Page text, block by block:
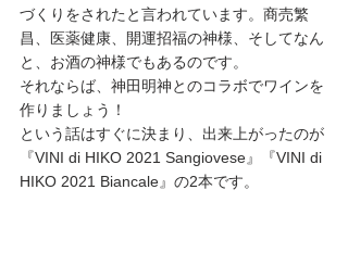
づくりをされたと言われています。商売繁
昌、医薬健康、開運招福の神様、そしてなん
と、お酒の神様でもあるのです。
それならば、神田明神とのコラボでワインを
作りましょう！
という話はすぐに決まり、出来上がったのが
『VINI di HIKO 2021 Sangiovese』『VINI di
HIKO 2021 Biancale』の2本です。